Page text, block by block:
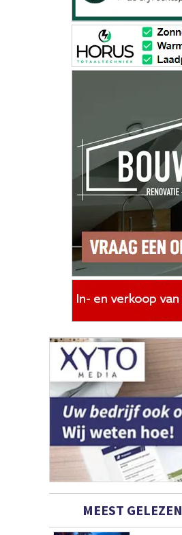
MEEST GELEZEN